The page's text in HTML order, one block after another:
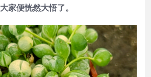
大家便恍然大悟了。